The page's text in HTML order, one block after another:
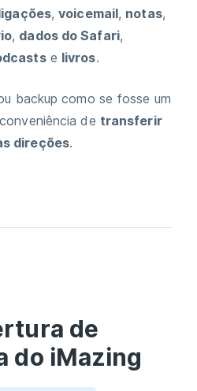
,voicemail, notas,
, dados do Safari,
e livros.
backup como se fosse um
de transferir
direções.
de
do iMazing